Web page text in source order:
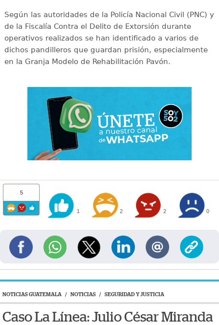
Según las autoridades de la Policía Nacional Civil (PNC) y
de la Fiscalía Contra el Delito de Extorsión durante
operativos realizados se han identificado a varios de
dichos pandilleros que guardan prisión, especialmente
en la Granja Modelo de Rehabilitación Pavón.
5
1 2 2 0
NOTICIAS GUATEMALA / NOTICIAS / SEGURIDAD Y JUSTICIA
Caso La Línea: Julio César Miranda